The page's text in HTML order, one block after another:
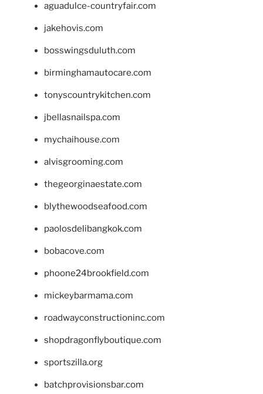
aguadulce-countryfair.com
jakehovis.com
bosswingsduluth.com
birminghamautocare.com
tonyscountrykitchen.com
jbellasnailspa.com
mychaihouse.com
alvisgrooming.com
thegeorginaestate.com
blythewoodseafood.com
paolosdelibangkok.com
bobacove.com
phoone24brookfield.com
mickeybarmama.com
roadwayconstructioninc.com
shopdragonflyboutique.com
sportszilla.org
batchprovisionsbar.com